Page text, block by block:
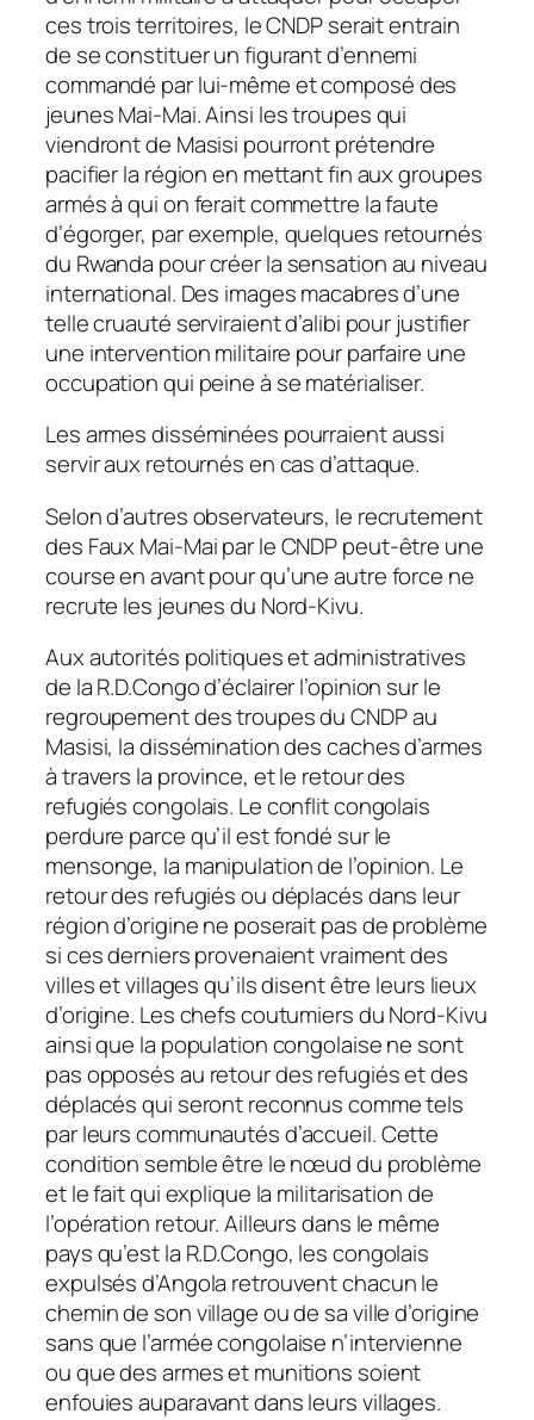
ces trois territoires, le CNDP serait entrain
de se constituer un figurant d’ennemi
commandé par lui-même et composé des
jeunes Mai-Mai. Ainsi les troupes qui
viendront de Masisi pourront prétendre
pacifier la région en mettant fin aux groupes
armés à qui on ferait commettre la faute
d’égorger, par exemple, quelques retournés
du Rwanda pour créer la sensation au niveau
international. Des images macabres d’une
telle cruauté serviraient d’alibi pour justifier
une intervention militaire pour parfaire une
occupation qui peine à se matérialiser.
Les armes disséminées pourraient aussi
servir aux retournés en cas d’attaque.
Selon d’autres observateurs, le recrutement
des Faux Mai-Mai par le CNDP peut-être une
course en avant pour qu’une autre force ne
recrute les jeunes du Nord-Kivu.
Aux autorités politiques et administratives
de la R.D.Congo d’éclairer l’opinion sur le
regroupement des troupes du CNDP au
Masisi, la dissémination des caches d’armes
à travers la province, et le retour des
refugiés congolais. Le conflit congolais
perdure parce qu’il est fondé sur le
mensonge, la manipulation de l’opinion. Le
retour des refugiés ou déplacés dans leur
région d’origine ne poserait pas de problème
si ces derniers provenaient vraiment des
villes et villages qu’ils disent être leurs lieux
d’origine. Les chefs coutumiers du Nord-Kivu
ainsi que la population congolaise ne sont
pas opposés au retour des refugiés et des
déplacés qui seront reconnus comme tels
par leurs communautés d’accueil. Cette
condition semble être le nœud du problème
et le fait qui explique la militarisation de
l’opération retour. Ailleurs dans le même
pays qu’est la R.D.Congo, les congolais
expulsés d’Angola retrouvent chacun le
chemin de son village ou de sa ville d’origine
sans que l’armée congolaise n’intervienne
ou que des armes et munitions soient
enfouies auparavant dans leurs villages.